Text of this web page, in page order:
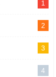
1
2
3
4